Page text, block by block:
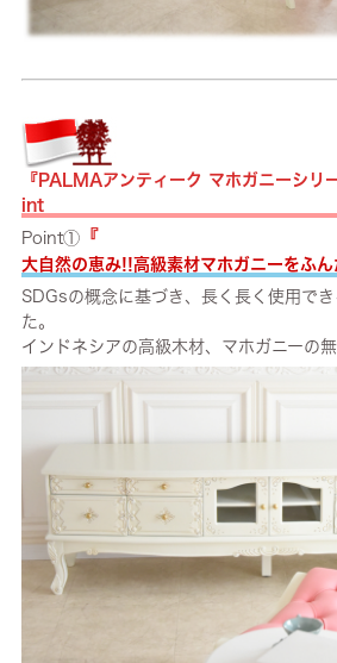
『PALMAアンティーク マホガニーシリ
int
Point①『
大自然の恵み!!高級素材マホガニーをふん
SDGsの概念に基づき、長く長く使用で
た。
インドネシアの高級木材、マホガニーの無